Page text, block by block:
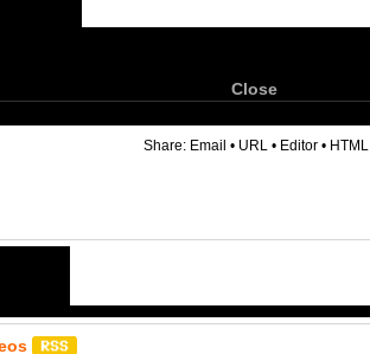
Close
Share: Email • URL • Editor • HTML